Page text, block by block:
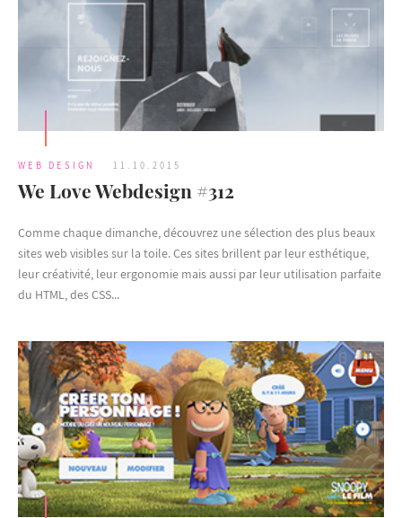
WEB DESIGN 11.10.2015
We Love Webdesign #312
Comme chaque dimanche, découvrez une sélection des plus beaux
sites web visibles sur la toile. Ces sites brillent par leur esthétique,
leur créativité, leur ergonomie mais aussi par leur utilisation parfaite
du HTML, des CSS...